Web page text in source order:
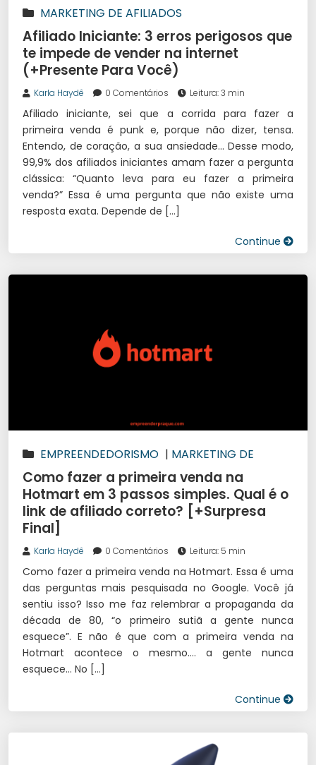
MARKETING DE AFILIADOS
Afiliado Iniciante: 3 erros perigosos que
te impede de vender na internet
(+Presente Para Você)
Karla Haydê 0 Comentários Leitura: 3 min
Afiliado iniciante, sei que a corrida para fazer a
primeira venda é punk e, porque não dizer, tensa.
Entendo, de coração, a sua ansiedade… Desse modo,
99,9% dos afiliados iniciantes amam fazer a pergunta
clássica: “Quanto leva para eu fazer a primeira
venda?” Essa é uma pergunta que não existe uma
resposta exata. Depende de […]
Continue
EMPREENDEDORISMO | MARKETING DE
AFILIADOS
Como fazer a primeira venda na
Hotmart em 3 passos simples. Qual é o
link de afiliado correto? [+Surpresa
Final]
Karla Haydê 0 Comentários Leitura: 5 min
Como fazer a primeira venda na Hotmart. Essa é uma
das perguntas mais pesquisada no Google. Você já
sentiu isso? Isso me faz relembrar a propaganda da
década de 80, “o primeiro sutiã a gente nunca
esquece”. E não é que com a primeira venda na
Hotmart acontece o mesmo…. a gente nunca
esquece… No […]
Continue